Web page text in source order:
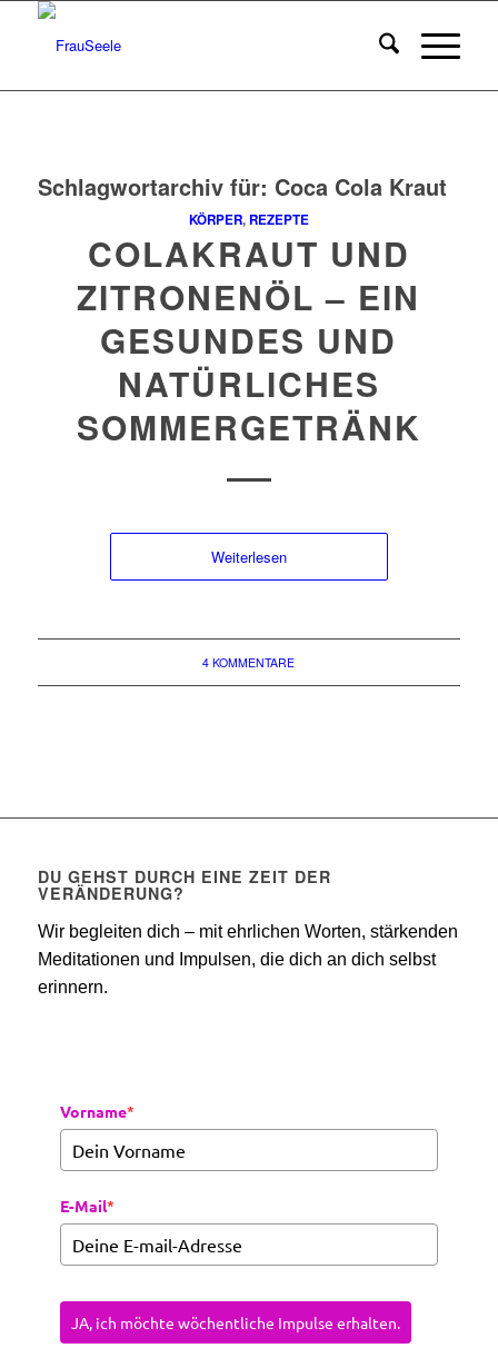
Schlagwortarchiv für: Coca Cola Kraut
KÖRPER, REZEPTE
COLAKRAUT UND
ZITRONENÖL – EIN
GESUNDES UND
NATÜRLICHES
SOMMERGETRÄNK
Weiterlesen
4 KOMMENTARE
DU GEHST DURCH EINE ZEIT DER
VERÄNDERUNG?
Wir begleiten dich – mit ehrlichen Worten, stärkenden
Meditationen und Impulsen, die dich an dich selbst
erinnern.
Vorname*
E-Mail*
JA, ich möchte wöchentliche Impulse erhalten.